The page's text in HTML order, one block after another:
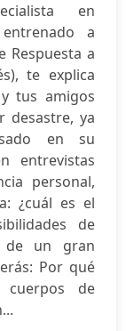
en
a
Respuesta a
te explica
tus amigos
desastre, ya
en su
entrevistas
personal,
¿cuál es el
de
de un gran
Por qué
de